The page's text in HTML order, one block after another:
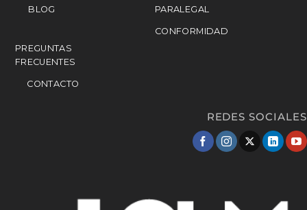
BLOG
PREGUNTAS
FRECUENTES
CONTACTO
PARALEGAL
CONFORMIDAD
REDES SOCIALES